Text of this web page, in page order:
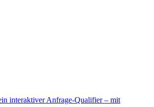
interaktiver Anfrage-Qualifier – mit